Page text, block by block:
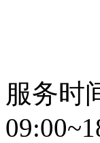
服务时